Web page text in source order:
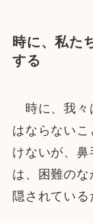
時に、私た
する
時に、我々
はならない
けないが、
は、困難の
隠されている